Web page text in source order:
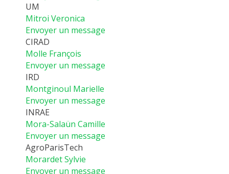
UM
Mitroi Veronica
Envoyer un message
CIRAD
Molle François
Envoyer un message
IRD
Montginoul Marielle
Envoyer un message
INRAE
Mora-Salaün Camille
Envoyer un message
AgroParisTech
Morardet Sylvie
Envoyer un message